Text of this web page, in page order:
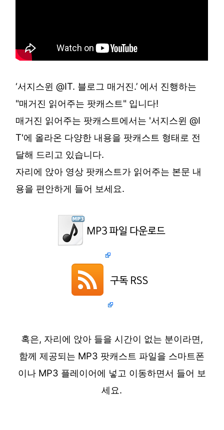
‘서지스윈 @IT. 블로그 매거진.’ 에서 진행하는
"매거진 읽어주는 팟캐스트" 입니다!
매거진 읽어주는 팟캐스트에서는 '서지스윈 @I
T'에 올라온 다양한 내용을 팟캐스트 형태로 전
달해 드리고 있습니다.
자리에 앉아 영상 팟캐스트가 읽어주는 본문 내
용을 편안하게 들어 보세요.
혹은, 자리에 앉아 들을 시간이 없는 분이라면,
함께 제공되는 MP3 팟캐스트 파일을 스마트폰
이나 MP3 플레이어에 넣고 이동하면서 들어 보
세요.